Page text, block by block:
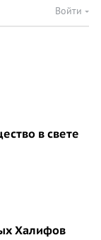
Войти
в свете
Халифов